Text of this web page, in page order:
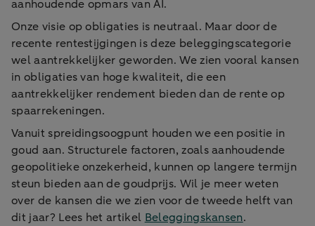
aanhoudende opmars van AI.
Onze visie op obligaties is neutraal. Maar door de
recente rentestijgingen is deze beleggingscategorie
wel aantrekkelijker geworden. We zien vooral kansen
in obligaties van hoge kwaliteit, die een
aantrekkelijker rendement bieden dan de rente op
spaarrekeningen.
Vanuit spreidingsoogpunt houden we een positie in
goud aan. Structurele factoren, zoals aanhoudende
geopolitieke onzekerheid, kunnen op langere termijn
steun bieden aan de goudprijs. Wil je meer weten
over de kansen die we zien voor de tweede helft van
dit jaar? Lees het artikel Beleggingskansen.